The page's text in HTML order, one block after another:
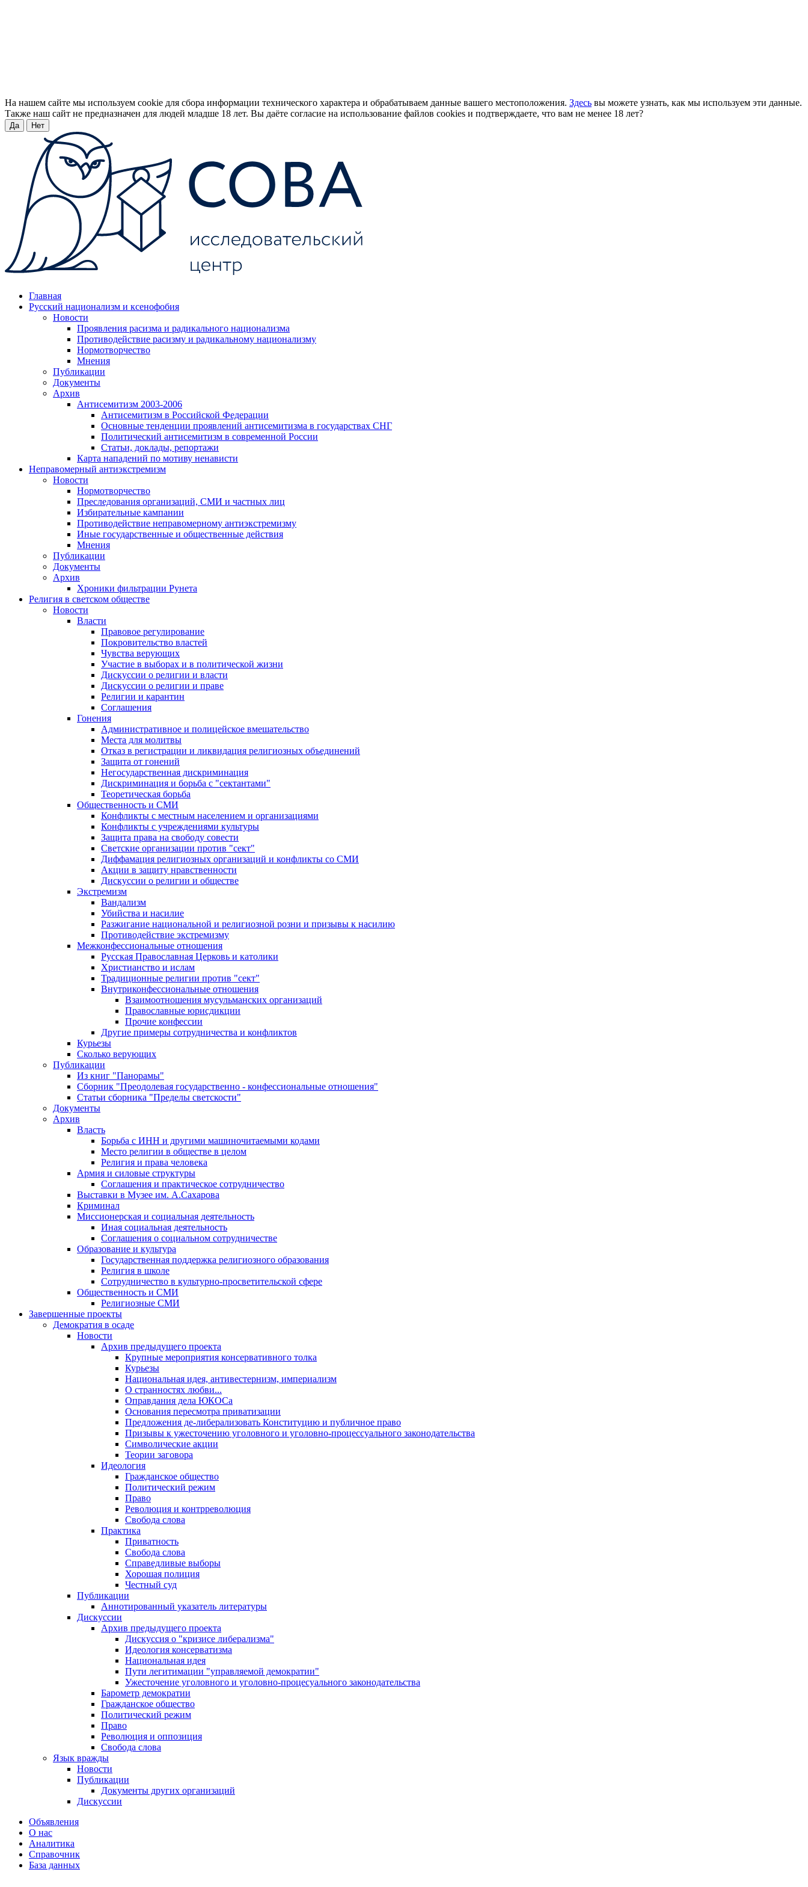
На нашем сайте мы используем cookie для сбора информации технического характера и обрабатываем данные вашего местоположения. Здесь вы можете узнать, как мы используем эти данные.
Также наш сайт не предназначен для людей младше 18 лет. Вы даёте согласие на использование файлов cookies и подтверждаете, что вам не менее 18 лет?
Да Нет
Главная
Русский национализм и ксенофобия
Новости
Проявления расизма и радикального национализма
Противодействие расизму и радикальному национализму
Нормотворчество
Мнения
Публикации
Документы
Архив
Антисемитизм 2003-2006
Антисемитизм в Российской Федерации
Основные тенденции проявлений антисемитизма в государствах СНГ
Политический антисемитизм в современной России
Статьи, доклады, репортажи
Карта нападений по мотиву ненависти
Неправомерный антиэкстремизм
Новости
Нормотворчество
Преследования организаций, СМИ и частных лиц
Избирательные кампании
Противодействие неправомерному антиэкстремизму
Иные государственные и общественные действия
Мнения
Публикации
Документы
Архив
Хроники фильтрации Рунета
Религия в светском обществе
Новости
Власти
Правовое регулирование
Покровительство властей
Чувства верующих
Участие в выборах и в политической жизни
Дискуссии о религии и власти
Дискуссии о религии и праве
Религии и карантин
Соглашения
Гонения
Административное и полицейское вмешательство
Места для молитвы
Отказ в регистрации и ликвидация религиозных объединений
Защита от гонений
Негосударственная дискриминация
Дискриминация и борьба с "сектантами"
Теоретическая борьба
Общественность и СМИ
Конфликты с местным населением и организациями
Конфликты с учреждениями культуры
Защита права на свободу совести
Светские организации против "сект"
Диффамация религиозных организаций и конфликты со СМИ
Акции в защиту нравственности
Дискуссии о религии и обществе
Экстремизм
Вандализм
Убийства и насилие
Разжигание национальной и религиозной розни и призывы к насилию
Противодействие экстремизму
Межконфессиональные отношения
Русская Православная Церковь и католики
Христианство и ислам
Традиционные религии против "сект"
Внутриконфессиональные отношения
Взаимоотношения мусульманских организаций
Православные юрисдикции
Прочие конфессии
Другие примеры сотрудничества и конфликтов
Курьезы
Сколько верующих
Публикации
Из книг "Панорамы"
Сборник "Преодолевая государственно - конфессиональные отношения"
Статьи сборника "Пределы светскости"
Документы
Архив
Власть
Борьба с ИНН и другими машиночитаемыми кодами
Место религии в обществе в целом
Религия и права человека
Армия и силовые структуры
Соглашения и практическое сотрудничество
Выставки в Музее им. А.Сахарова
Криминал
Миссионерская и социальная деятельность
Иная социальная деятельность
Соглашения о социальном сотрудничестве
Образование и культура
Государственная поддержка религиозного образования
Религия в школе
Сотрудничество в культурно-просветительской сфере
Общественность и СМИ
Религиозные СМИ
Завершенные проекты
Демократия в осаде
Новости
Архив предыдущего проекта
Крупные мероприятия консервативного толка
Курьезы
Национальная идея, антивестернизм, империализм
О странностях любви...
Оправдания дела ЮКОСа
Основания пересмотра приватизации
Предложения де-либерализовать Конституцию и публичное право
Призывы к ужесточению уголовного и уголовно-процессуального законодательства
Символические акции
Теории заговора
Идеология
Гражданское общество
Политический режим
Право
Революция и контрреволюция
Свобода слова
Практика
Приватность
Свобода слова
Справедливые выборы
Хорошая полиция
Честный суд
Публикации
Аннотированный указатель литературы
Дискуссии
Архив предыдущего проекта
Дискуссия о "кризисе либерализма"
Идеология консерватизма
Национальная идея
Пути легитимации "управляемой демократии"
Ужесточение уголовного и уголовно-процесуального законодательства
Барометр демократии
Гражданское общество
Политический режим
Право
Революция и оппозиция
Свобода слова
Язык вражды
Новости
Публикации
Документы других организаций
Дискуссии
Объявления
О нас
Аналитика
Справочник
База данных